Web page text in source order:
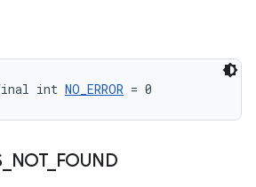
int NO_ERROR = 0
_ NOT_ FOUND